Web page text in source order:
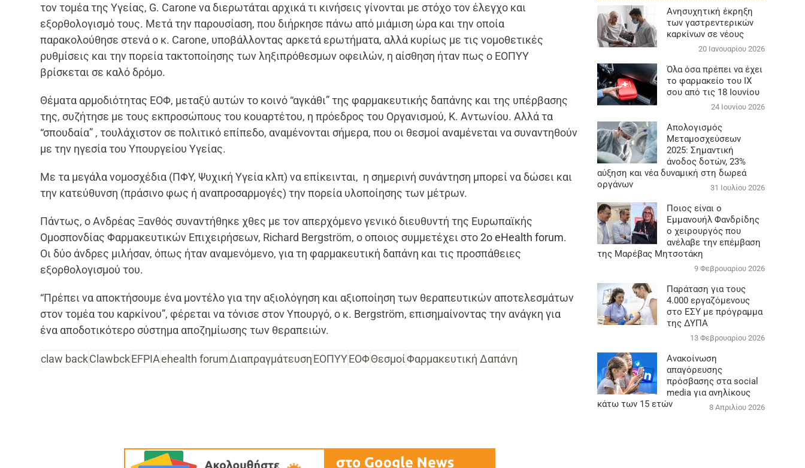
τον τομέα της Υγείας, G. Carone να διερωτάται αρχικά τι κινήσεις γίνονται με στόχο τον έλεγχο και
εξορθολογισμό τους. Μετά την παρουσίαση, που διήρκησε πάνω από μιάμιση ώρα και την οποία
παρακολούθησε στενά ο κ. Carone, υποβάλλοντας αρκετά ερωτήματα, αλλά κυρίως με τις νομοθετικές
ρυθμίσεις και την πορεία τακτοποίησης των ληξιπρόθεσμων οφειλών, η αίσθηση ήταν πως ο ΕΟΠΥΥ
βρίσκεται σε καλό δρόμο.
Θέματα αρμοδιότητας ΕΟΦ, μεταξύ αυτών το κοινό “αγκάθι” της φαρμακευτικής δαπάνης και της υπέρβασης
της, συζήτησε με τους εκπροσώπους του κουαρτέτου, η πρόεδρος του Οργανισμού, Κ. Αντωνίου. Αλλά τα
“σπουδαία” , τουλάχιστον σε πολιτικό επίπεδο, αναμένονται σήμερα, που οι θεσμοί αναμένεται να συναντηθούν
με την ηγεσία του Υπουργείου Υγείας.
Με τα μεγάλα νομοσχέδια (ΠΦΥ, Ψυχική Υγεία κλπ) να επίκεινται, η σημερινή συνάντηση μπορεί να δώσει και
την κατεύθυνση (πράσινο φως ή αναπροσαρμογές) την πορεία υλοποίησης των μέτρων.
Πάντως, ο Ανδρέας Ξανθός συναντήθηκε χθες με τον απερχόμενο γενικό διευθυντή της Ευρωπαϊκής
Ομοσπονδίας Φαρμακευτικών Επιχειρήσεων, Richard Bergström, ο οποιος συμμετέχει στο2ο eHealth forum.
Οι δύο άνδρες μιλήσαν, όπως ήταν αναμενόμενο, για τη φαρμακευτική δαπάνη και τις προσπάθειες
εξορθολογισμού του.
“Πρέπει να αποκτήσουμε ένα μοντέλο για την αξιολόγηση και αξιοποίηση των θεραπευτικών αποτελεσμάτων
στον τομέα του καρκίνου”, φέρεται να τόνισε στον Υπουργό, ο κ. Bergström, επισημαίνοντας την ανάγκη για
ένα αποδοτικότερο σύστημα αποζημίωσης των θεραπειών.
claw backClawbckEFPIAehealth forumΔιαπραγμάτευσηΕΟΠΥΥΕΟΦΘεσμοίΦαρμακευτική Δαπάνη
Aνησυχητική έκρηξη
των γαστρεντερικών
καρκίνων σε νέους
20 Ιανουαρίου 2026
Όλα όσα πρέπει να έχει
το φαρμακείο του ΙΧ
σου από τις 18 Ιουνίου
24 Ιουνίου 2026
Απολογισμός
Μεταμοσχεύσεων
2025: Σημαντική
άνοδος δοτών, 23%
αύξηση και νέα δυναμική στη δωρεά
οργάνων
31 Ιουλίου 2026
Ποιος είναι ο
Εμμανουήλ Φανδρίδης
ο χειρουργός που
ανέλαβε την επέμβαση
της Μαρέβας Μητσοτάκη
9 Φεβρουαρίου 2026
Παράταση για τους
4.000 εργαζόμενους
στο ΕΣΥ με πρόγραμμα
της ΔΥΠΑ
13 Φεβρουαρίου 2026
Ανακοίνωση
απαγόρευσης
πρόσβασης στα social
media για ανηλίκους
κάτω των 15 ετών
8 Απριλίου 2026